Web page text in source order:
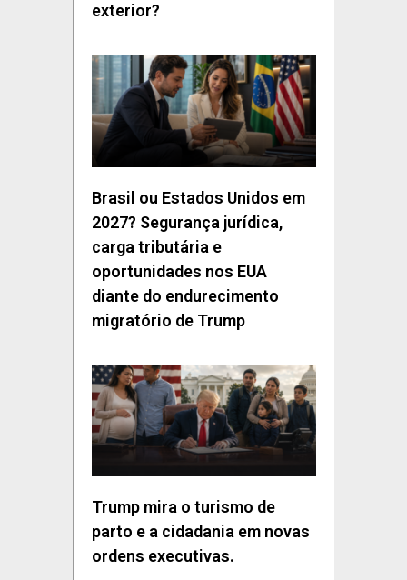
exterior?
Brasil ou Estados Unidos em
2027? Segurança jurídica,
carga tributária e
oportunidades nos EUA
diante do endurecimento
migratório de Trump
Trump mira o turismo de
parto e a cidadania em novas
ordens executivas.